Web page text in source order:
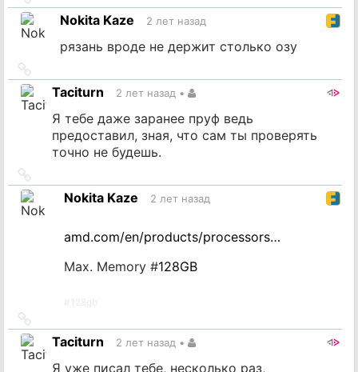
на
источникNokita Kaze 2 лет назад
рязань вроде не держит столько озу
на
источник
Taciturn 2 лет назад •
Я тебе даже заранее пруф ведь
предоставил, зная, что сам ты проверять
точно не будешь.
на
источникNokita Kaze 2 лет назад
amd.com/en/products/processors…
Max. Memory #128GB
на
источник
Taciturn 2 лет назад •
Я уже писал тебе, несколько раз,